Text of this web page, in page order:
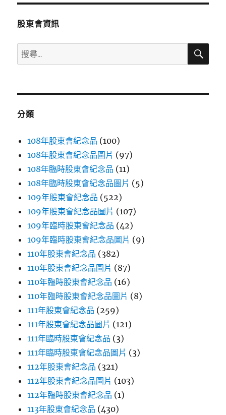
章:
股東會資訊
搜
尋
鍵
搜
分類
108年股東會紀念品 (100)
108年股東會紀念品圖片 (97)
108年臨時股東會紀念品 (11)
108年臨時股東會紀念品圖片 (5)
109年股東會紀念品 (522)
109年股東會紀念品圖片 (107)
109年臨時股東會紀念品 (42)
109年臨時股東會紀念品圖片 (9)
110年股東會紀念品 (382)
110年股東會紀念品圖片 (87)
110年臨時股東會紀念品 (16)
110年臨時股東會紀念品圖片 (8)
111年股東會紀念品 (259)
111年股東會紀念品圖片 (121)
111年臨時股東會紀念品 (3)
111年臨時股東會紀念品圖片 (3)
112年股東會紀念品 (321)
112年股東會紀念品圖片 (103)
112年臨時股東會紀念品 (1)
113年股東會紀念品 (430)